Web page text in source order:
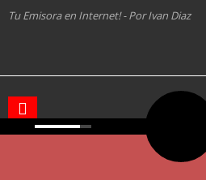
Tu Emisora en Internet! - Por Ivan Diaz